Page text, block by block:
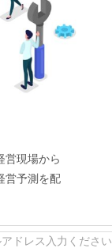
営現場から
営予測を配